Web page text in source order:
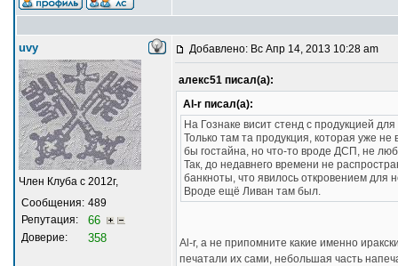
uvy
Член Клуба с 2012г,
Сообщения: 489
Репутация:
66
Доверие: 358
Добавлено: Вс Апр 14, 2013 10:28 am
алекс51 писал(а):
Al-r писал(а):
На Гознаке висит стенд с продукцией
Только там та продукция, которая уже
бы гостайна, но что-то вроде ДСП, не
Так, до недавнего времени не
банкноты, что явилось откровением для
Вроде ещё Ливан там был.
Al-r, а не припомните какие именно
печатали их сами, небольшая часть